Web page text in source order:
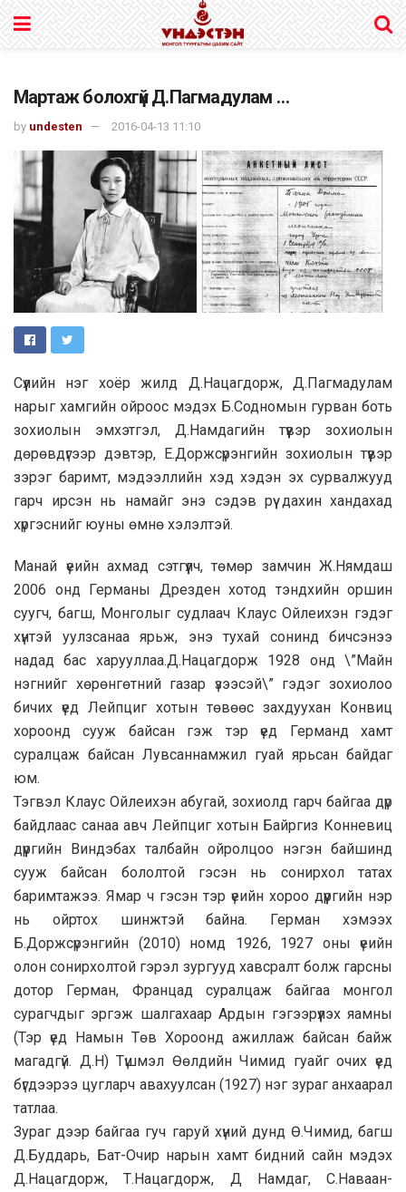
Мартаж болохгүй Д.Пагмадулам …
by undesten 2016-04-13 11:10
Сүүлийн нэг хоёр жилд Д.Нацагдорж, Д.Пагмадулам
нарыг хамгийн ойроос мэдэх Б.Содномын гурван боть
зохиолын эмхэтгэл, Д.Намдагийн түүвэр зохиолын
дөрөвдүгээр дэвтэр, Е.Доржсүрэнгийн зохиолын түүвэр
зэрэг баримт, мэдээллийн хэд хэдэн эх сурвалжууд
гарч ирсэн нь намайг энэ сэдэв рүү дахин хандахад
хүргэснийг юуны өмнө хэлэлтэй.
Манай үеийн ахмад сэтгүүлч, төмөр замчин Ж.Нямдаш
2006 онд Германы Дрезден хотод тэндхийн оршин
суугч, багш, Монголыг судлаач Клаус Ойлеихэн гэдэг
хүнтэй уулзсанаа ярьж, энэ тухай сонинд бичсэнээ
надад бас харууллаа.Д.Нацагдорж 1928 онд \”Майн
нэгнийг хөрөнгөтний газар үзээсэй\” гэдэг зохиолоо
бичих үед Лейпциг хотын төвөөс захдуухан Конвиц
хороонд сууж байсан гэж тэр үед Германд хамт
суралцаж байсан Лувсаннамжил гуай ярьсан байдаг
юм.
Тэгвэл Клаус Ойлеихэн абугай, зохиолд гарч байгаа дүр
байдлаас санаа авч Лейпциг хотын Байргиз Конневиц
дүүргийн Виндэбах талбайн ойролцоо нэгэн байшинд
сууж байсан бололтой гэсэн нь сонирхол татах
баримтажээ. Ямар ч гэсэн тэр үеийн хороо дүүргийн нэр
нь ойртох шинжтэй байна. Герман хэмээх
Б.Доржсүрэнгийн (2010) номд 1926, 1927 оны үеийн
олон сонирхолтой гэрэл зургууд хавсралт болж гарсны
дотор Герман, Францад суралцаж байгаа монгол
сурагчдыг эргэж шалгахаар Ардын гэгээрүүлэх яамны
(Тэр үед Намын Төв Хороонд ажиллаж байсан байж
магадгүй. Д.Н) Түшмэл Өөлдийн Чимид гуайг очих үед
бүгдээрээ цугларч авахуулсан (1927) нэг зураг анхаарал
татлаа.
Зураг дээр байгаа гуч гаруй хүний дунд Ө.Чимид, багш
Д.Буддарь, Бат-Очир нарын хамт бидний сайн мэдэх
Д.Нацагдорж, Т.Нацагдорж, Д Намдаг, С.Наваан-